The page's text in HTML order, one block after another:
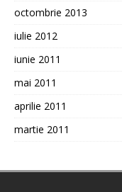
octombrie 2013
iulie 2012
iunie 2011
mai 2011
aprilie 2011
martie 2011